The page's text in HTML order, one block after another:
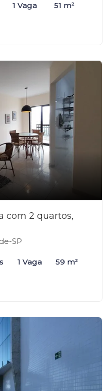
1 Vaga 51 m²
com 2 quartos,
SP
1 Vaga 59 m²